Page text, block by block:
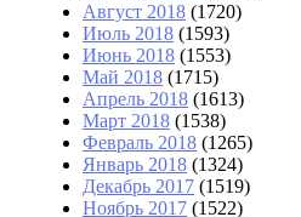
Август 2018 (1720)
Июль 2018 (1593)
Июнь 2018 (1553)
Май 2018 (1715)
Апрель 2018 (1613)
Март 2018 (1538)
Февраль 2018 (1265)
Январь 2018 (1324)
Декабрь 2017 (1519)
Ноябрь 2017 (1522)